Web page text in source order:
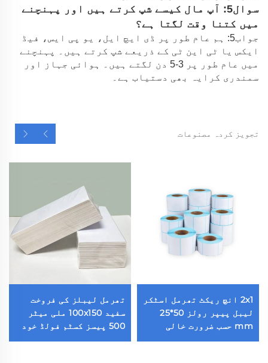
سوال5: آپ مال کیسے شپ کرتے ہیں اور پہنچنے
میں کتنا وقت لگتا ہے؟
جواب5: ہم عام طور پر ڈی ایچ ایل، یو پی ایس، فیڈ
ایکس یا ٹی این ٹی کے ذریعے شپ کرتے ہیں۔ پہنچنے
میں عام طور پر 3-5 دن لگتے ہیں۔ ہوائی جہاز اور
سمندری کرایہ بھی دستیاب ہے۔
تجویز کردہ مصنوعات
2x1 انچ ریکٹ تھرمل اسٹکر
لیبل پیپر رولز 50*25
mm حسب ضرورت خالی
1000 پیسز تھرمل بارکوڈ
تھرمل لیبلز کی فروخت
سفید 100x150 ملی میٹر
500 پیسز کسٹم فولڈ خود
چسپ شپنگ لیبلز ڈائریکٹ